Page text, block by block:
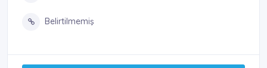
Belirtilmemiş